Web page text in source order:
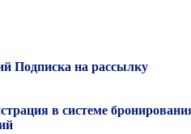
Подписка на рассылку
в системе